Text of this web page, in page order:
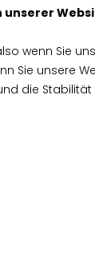
unserer
wenn Sie
Sie
die Stabilität